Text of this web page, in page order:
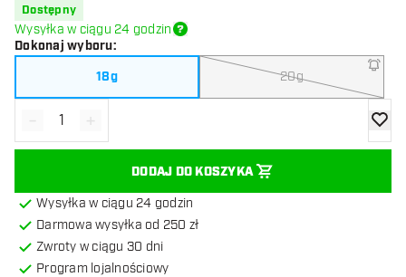
Dostępny
Wysyłka w ciągu 24 godzin
Dokonaj wyboru:
18g
20g
Zmniejsz ilość
- Zwiększ ilość
+
DODAJ DO KOSZYKA
Wysyłka w ciągu 24 godzin
Darmowa wysyłka od 250 zł
Zwroty w ciągu 30 dni
Program lojalnościowy